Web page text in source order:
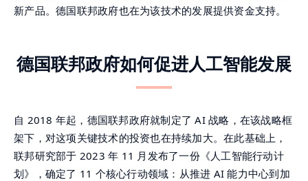
新产品。德国联邦政府也在为该技术的发展提供资金支持。
德国联邦政府如何促进人工智能发展
自 2018 年起，德国联邦政府就制定了 AI 战略，在该战略框
架下，对这项关键技术的投资也在持续加大。在此基础上，
联邦研究部于 2023 年 11 月发布了一份《人工智能行动计
划》，确定了 11 个核心行动领域：从推进 AI 能力中心到加